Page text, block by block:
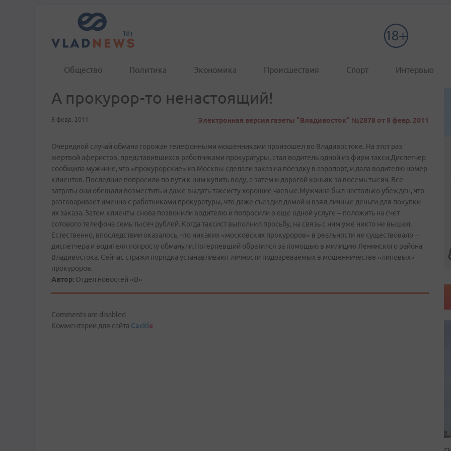
Общество Политика Экономика Происшествия Спорт Интервью
А прокурор-то ненастоящий!
8 февр. 2011 Электронная версия газеты "Владивосток" №2878 от 8 февр. 2011
Очередной случай обмана горожан телефонными мошенниками произошел во Владивостоке. На этот раз
жертвой аферистов, представившихся работниками прокуратуры, стал водитель одной из фирм такси.Диспетчер
сообщила мужчине, что «прокурорские» из Москвы сделали заказ на поездку в аэропорт, и дала водителю номер
клиентов. Последние попросили по пути к ним купить воду, а затем и дорогой коньяк за восемь тысяч. Все
затраты они обещали возместить и даже выдать таксисту хорошие чаевые.Мужчина был настолько убежден, что
разговаривает именно с работниками прокуратуры, что даже съездил домой и взял личные деньги для покупки
их заказа. Затем клиенты снова позвонили водителю и попросили о еще одной услуге – положить на счет
сотового телефона семь тысяч рублей. Когда таксист выполнил просьбу, на связь с ним уже никто не вышел.
Естественно, впоследствии оказалось, что никаких «московских прокуроров» в реальности не существовало –
диспетчера и водителя попросту обманули.Потерпевший обратился за помощью в милицию Ленинского района
Владивостока. Сейчас стражи порядка устанавливают личности подозреваемых в мошенничестве «липовых»
прокуроров.
Автор: Отдел новостей «В»
Comments are disabled
Комментарии для сайта Cackle